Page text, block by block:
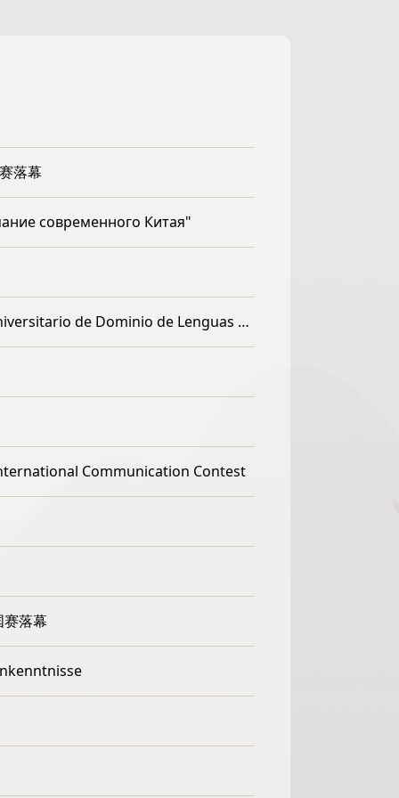
落幕
современного Китая"
CGTN | Se celebra la entrega de premios de la competencia de español del Concurso Nacional Universitario de Dominio de Lenguas Extranjeras
Communication Contest
赛落幕